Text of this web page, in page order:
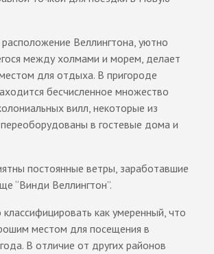
Веллингтона, уютно
между холмами и морем, делает
для отдыха. В пригороде
бесчисленное множество
вилл, некоторые из
в гостевые дома и
постоянные ветры, заработавшие
“Винди Веллингтон”.
как умеренный, что
местом для посещения в
В отличие от других районов